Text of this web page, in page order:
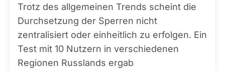
Trotz des allgemeinen Trends scheint die
Durchsetzung der Sperren nicht
zentralisiert oder einheitlich zu erfolgen. Ein
Test mit 10 Nutzern in verschiedenen
Regionen Russlands ergab